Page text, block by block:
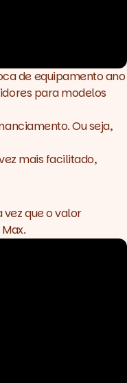
de equipamento ano
para modelos
Ou seja,
mais facilitado,
que o valor